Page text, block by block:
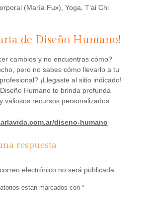
(María Fux), Yoga, T’ai Chi
de Diseño Humano!
cambios y no encuentras cómo?
pero no sabes cómo llevarlo a tu
¡Llegaste al sitio indicado!
Humano te brinda profunda
valiosos recursos personalizados.
diseno-humano
respuesta
electrónico no será publicada.
están marcados con *